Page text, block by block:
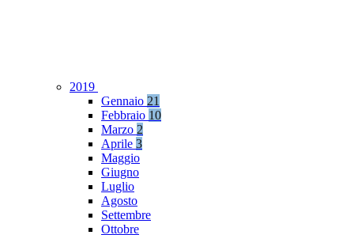
2019
Gennaio 21
Febbraio 10
Marzo 2
Aprile 3
Maggio
Giugno
Luglio
Agosto
Settembre
Ottobre